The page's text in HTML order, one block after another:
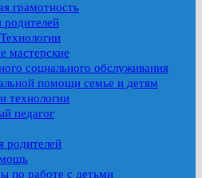
грамотность
мастерские
социального обслуживания
помощи семье и детям
технологии
педагог
родителей
по работе с детьми